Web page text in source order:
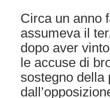
Circa un anno
assumeva il
dopo aver
le accuse di
sostegno della